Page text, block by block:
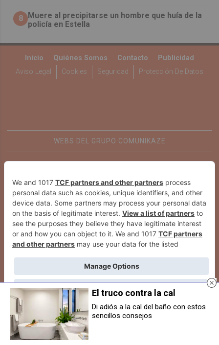
8
Muere al precipitarse un hombre que huía de la
policía en Estella
Inicio Quiénes Somos Contacto
Publicidad
Aviso Legal
Cookies Seguridad Protección De Datos
WEBS DEL GRUPO COMUNIKAZE
Detienen a un varón por robo con
violencia, lesiones leves y
amenazas en Peralta
El truco contra la cal
Di adiós a la cal del baño con estos
sencillos consejos